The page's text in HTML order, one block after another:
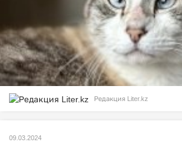
Редакция Liter.kz
09.03.2024